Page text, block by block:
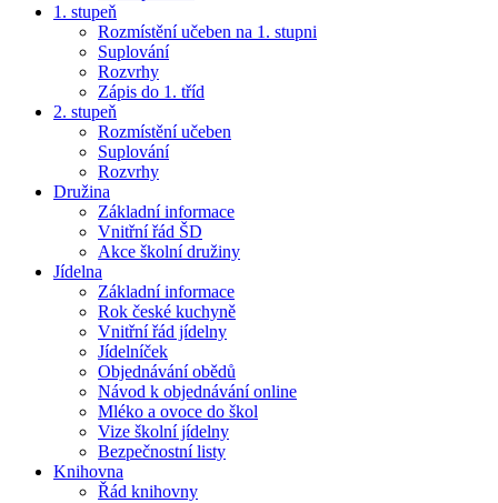
1. stupeň
Rozmístění učeben na 1. stupni
Suplování
Rozvrhy
Zápis do 1. tříd
2. stupeň
Rozmístění učeben
Suplování
Rozvrhy
Družina
Základní informace
Vnitřní řád ŠD
Akce školní družiny
Jídelna
Základní informace
Rok české kuchyně
Vnitřní řád jídelny
Jídelníček
Objednávání obědů
Návod k objednávání online
Mléko a ovoce do škol
Vize školní jídelny
Bezpečnostní listy
Knihovna
Řád knihovny